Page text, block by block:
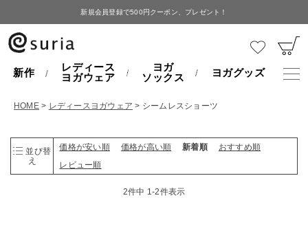
新規会員登録で500円クーポン、プレゼント！
新作
レディース
ヨガウェア
ヨガ
ソックス
ヨガグッズ
HOME レディースヨガウェア シームレスショーツ
並び替
え
価格が安い順 価格が高い順 新着順
おすすめ順
レビュー順
2件中 1-2件表示